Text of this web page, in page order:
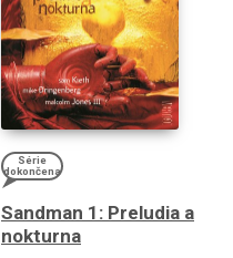
Série
dokončena
Sandman 1: Preludia a
nokturna